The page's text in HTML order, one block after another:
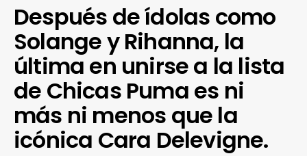
Después de ídolas como
Solange y Rihanna, la
última en unirse a la lista
de Chicas Puma es ni
más ni menos que la
icónica Cara Delevigne.